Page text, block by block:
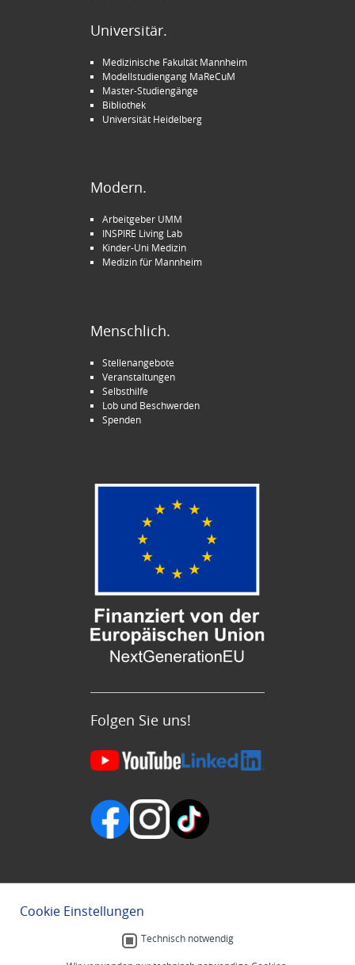
Universitär.
Medizinische Fakultät Mannheim
Modellstudiengang MaReCuM
Master-Studiengänge
Bibliothek
Universität Heidelberg
Modern.
Arbeitgeber UMM
INSPIRE Living Lab
Kinder-Uni Medizin
Medizin für Mannheim
Menschlich.
Stellenangebote
Veranstaltungen
Selbsthilfe
Lob und Beschwerden
Spenden
Folgen Sie uns!
Cookie Einstellungen
Technisch notwendig